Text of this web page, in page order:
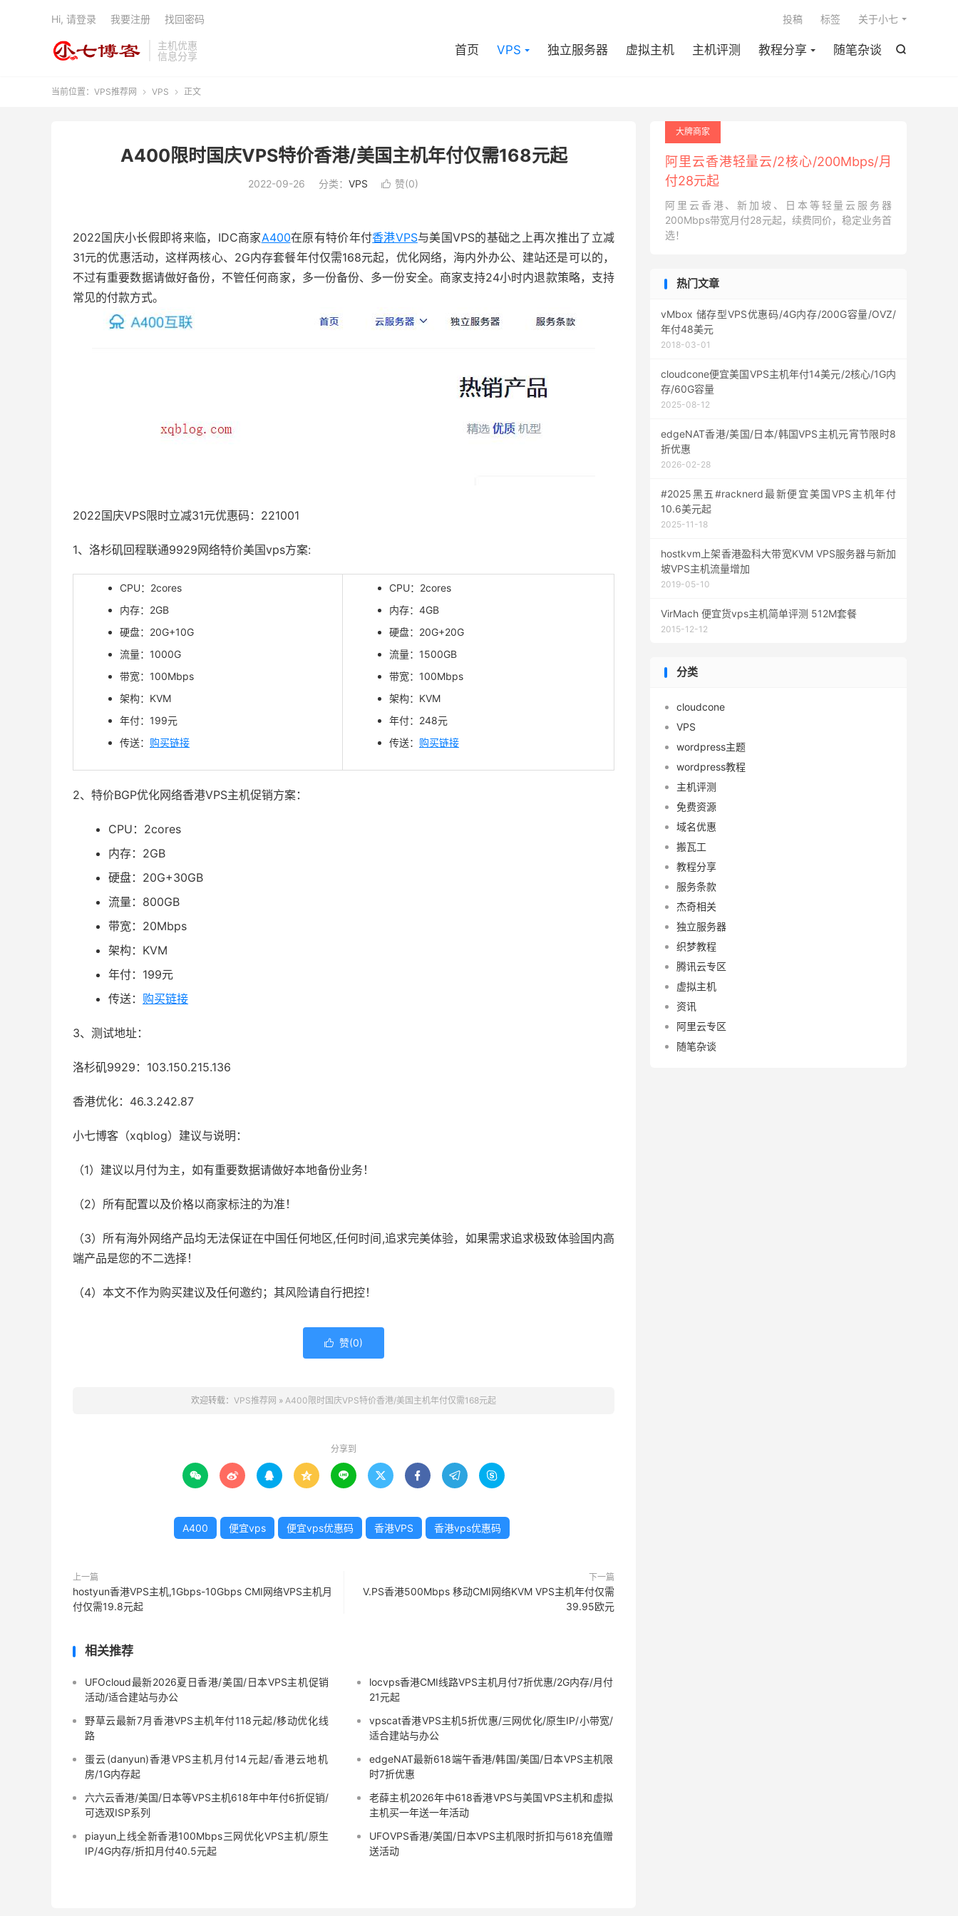
主机优惠
信息分享

首页 VPS 独立服务器 虚拟主机 主机评测 教程分享 随笔杂谈
投稿 标签 关于小七
Hi, 请登录 我要注册 找回密码
当前位置： VPS推荐网  VPS  正文
A400限时国庆VPS特价香港/美国主机年付仅需168元起
2022-09-26 分类： VPS  赞(0)
2022国庆小长假即将来临，IDC商家A400在原有特价年付香港VPS与美国VPS的基础之上再次推出了立减
31元的优惠活动，这样两核心、2G内存套餐年付仅需168元起，优化网络，海内外办公、建站还是可以的，
不过有重要数据请做好备份，不管任何商家，多一份备份、多一份安全。商家支持24小时内退款策略，支持
常见的付款方式。
2022国庆VPS限时立减31元优惠码：221001
1、洛杉矶回程联通9929网络特价美国vps方案:
CPU：2cores
内存：2GB
硬盘：20G+10G
流量：1000G
带宽：100Mbps
架构：KVM
年付：199元
传送： 购买链接
CPU：2cores
内存：4GB
硬盘：20G+20G
流量：1500GB
带宽：100Mbps
架构：KVM
年付：248元
传送： 购买链接
2、特价BGP优化网络香港VPS主机促销方案：
CPU：2cores
内存：2GB
硬盘：20G+30GB
流量：800GB
带宽：20Mbps
架构：KVM
年付：199元
传送： 购买链接
3、测试地址：
洛杉矶9929：103.150.215.136
香港优化：46.3.242.87
小七博客（xqblog）建议与说明：
（1）建议以月付为主，如有重要数据请做好本地备份业务！
（2）所有配置以及价格以商家标注的为准！
（3）所有海外网络产品均无法保证在中国任何地区,任何时间,追求完美体验，如果需求追求极致体验国内高
端产品是您的不二选择！
（4）本文不作为购买建议及任何邀约；其风险请自行把控！
 赞(0)
欢迎转载： VPS推荐网 » A400限时国庆VPS特价香港/美国主机年付仅需168元起
分享到
        
A400 便宜vps 便宜vps优惠码 香港VPS 香港vps优惠码
上一篇
hostyun香港VPS主机,1Gbps-10Gbps CMI网络VPS主机月
付仅需19.8元起
下一篇
V.PS香港500Mbps 移动CMI网络KVM VPS主机年付仅需
39.95欧元
相关推荐
UFOcloud最新2026夏日香港/美国/日本VPS主机促销
活动/适合建站与办公
locvps香港CMI线路VPS主机月付7折优惠/2G内存/月付
21元起
野草云最新7月香港VPS主机年付118元起/移动优化线
路
vpscat香港VPS主机5折优惠/三网优化/原生IP/小带宽/
适合建站与办公
蛋云(danyun)香港VPS主机月付14元起/香港云地机
房/1G内存起
edgeNAT最新618端午香港/韩国/美国/日本VPS主机限
时7折优惠
六六云香港/美国/日本等VPS主机618年中年付6折促销/
可选双ISP系列
老薛主机2026年中618香港VPS与美国VPS主机和虚拟
主机买一年送一年活动
piayun上线全新香港100Mbps三网优化VPS主机/原生
IP/4G内存/折扣月付40.5元起
UFOVPS香港/美国/日本VPS主机限时折扣与618充值赠
送活动
大牌商家
阿里云香港轻量云/2核心/200Mbps/月
付28元起
阿里云香港、新加坡、日本等轻量云服务器
200Mbps带宽月付28元起，续费同价，稳定业务首
选！
热门文章
vMbox 储存型VPS优惠码/4G内存/200G容量/OVZ/
年付48美元
2018-03-01
cloudcone便宜美国VPS主机年付14美元/2核心/1G内
存/60G容量
2025-08-12
edgeNAT香港/美国/日本/韩国VPS主机元宵节限时8
折优惠
2026-02-28
#2025黑五#racknerd最新便宜美国VPS主机年付
10.6美元起
2025-11-18
hostkvm上架香港盈科大带宽KVM VPS服务器与新加
坡VPS主机流量增加
2019-05-10
VirMach 便宜货vps主机简单评测 512M套餐
2015-12-12
分类
cloudcone
VPS
wordpress主题
wordpress教程
主机评测
免费资源
域名优惠
搬瓦工
教程分享
服务条款
杰奇相关
独立服务器
织梦教程
腾讯云专区
虚拟主机
资讯
阿里云专区
随笔杂谈